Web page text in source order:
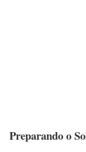
Preparando o